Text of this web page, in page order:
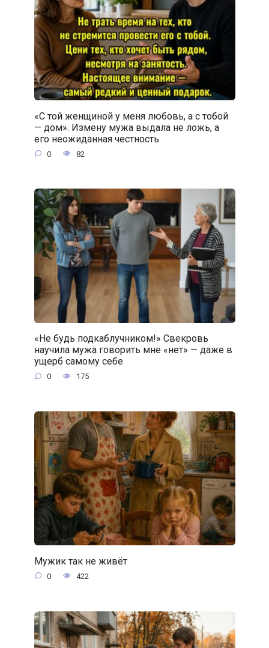
«С той женщиной у меня любовь, а с тобой
— дом». Измену мужа выдала не ложь, а
его неожиданная честность
0 82
«Не будь подкаблучником!» Свекровь
научила мужа говорить мне «нет» — даже в
ущерб самому себе
0 175
Мужик так не живёт
0 422